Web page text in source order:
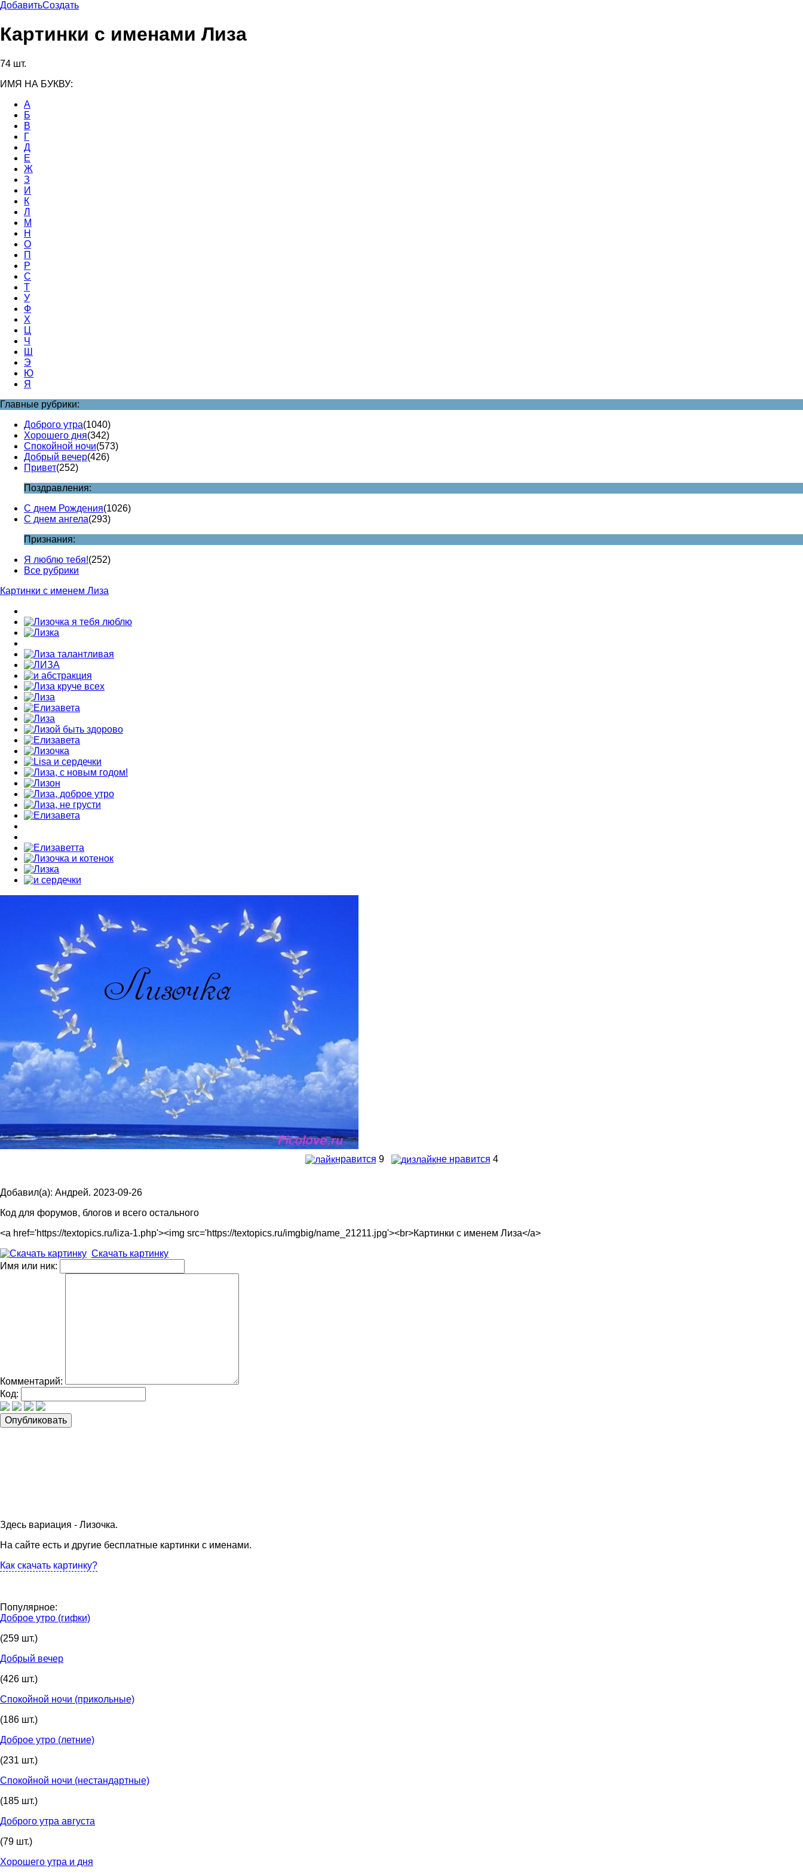
ДобавитьСоздать
Картинки с именами Лиза
74 шт.
ИМЯ НА БУКВУ:
А
Б
В
Г
Д
Е
Ж
З
И
К
Л
М
Н
О
П
Р
С
Т
У
Ф
Х
Ц
Ч
Ш
Э
Ю
Я
Главные рубрики:
Доброго утра(1040)
Хорошего дня(342)
Спокойной ночи(573)
Добрый вечер(426)
Привет(252)
Поздравления:
С днем Рождения(1026)
С днем ангела(293)
Признания:
Я люблю тебя!(252)
Все рубрики
Картинки с именем Лиза
нравится 9 не нравится 4
Добавил(а): Андрей. 2023-09-26
Код для форумов, блогов и всего остального
<a href='https://textopics.ru/liza-1.php'><img src='https://textopics.ru/imgbig/name_21211.jpg'><br>Картинки с именем Лиза</a>
Скачать картинку
Имя или ник:
Комментарий:
Код:
Здесь вариация - Лизочка.
На сайте есть и другие бесплатные картинки с именами.
Как скачать картинку?
Популярное:
Доброе утро (гифки)
(259 шт.)
Добрый вечер
(426 шт.)
Спокойной ночи (прикольные)
(186 шт.)
Доброе утро (летние)
(231 шт.)
Спокойной ночи (нестандартные)
(185 шт.)
Доброго утра августа
(79 шт.)
Хорошего утра и дня